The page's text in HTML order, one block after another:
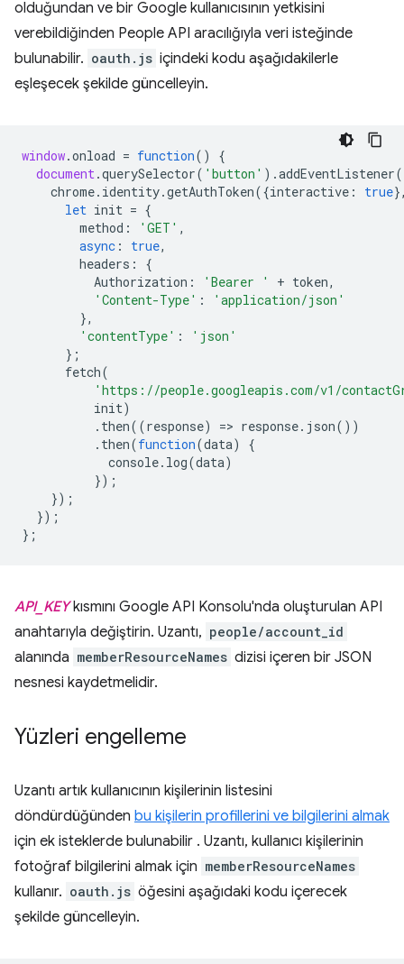
olduğundan ve bir Google kullanıcısının yetkisini
verebildiğinden People API aracılığıyla veri isteğinde
bulunabilir. oauth.js içindeki kodu aşağıdakilerle
eşleşecek şekilde güncelleyin.
window.onload = function()
{
document.querySelector( 'button' ).addEventListener(
chrome. identity.getAuthToken({interactive : true
let init = {
method : 'GET' ,
async : true,
headers :
{
Authorization : 'Bearer ' + token,
'Content-Type' :
'application/json'
},
'contentType' :
'json'
};
fetch(
'https://people.googleapis.com/v1/
init)
. then((response) => response. json())
. then(function(data)
{
console. log(data)
});
});
});
};
API_KEYkısmını Google API Konsolu'nda oluşturulan API
anahtarıyla değiştirin. Uzantı, people/account_id
alanında memberResourceNames dizisi içeren bir JSON
nesnesi kaydetmelidir.
Yüzleri engelleme
Uzantı artık kullanıcının kişilerinin listesini
döndürdüğünden bu kişilerin profillerini ve bilgilerini almak
için ek isteklerde bulunabilir . Uzantı, kullanıcı kişilerinin
fotoğraf bilgilerini almak için memberResourceNames
kullanır. oauth.js öğesini aşağıdaki kodu içerecek
şekilde güncelleyin.